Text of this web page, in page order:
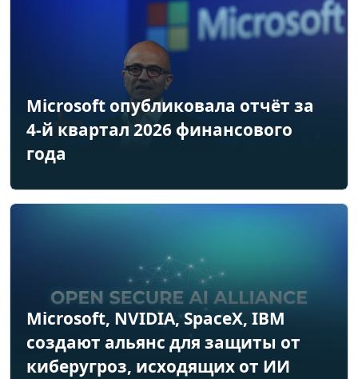
Microsoft опубликовала отчёт за
4-й квартал 2026 финансового
года
Microsoft, NVIDIA, SpaceX, IBM
создают альянс для защиты от
киберугроз, исходящих от ИИ